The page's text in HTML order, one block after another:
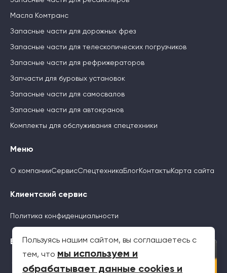
Масла Комтранс
Запасные части для дорожных фрез
Запасные части для телескопических погрузчиков
Запасные части для рефрижераторов
Запчасти для буровых установок
Запасные части для самосвалов
Запасные части для автокранов
Комплекты для обслуживания спецтехники
Меню
О компанииСервисСпецтехника БлогКонтакты Карта сайта
Клиентский сервис
Политика конфиденциальности
Будьте с нами
Пользуясь нашим сайтом, вы соглашаетесь с
тем, что мы используем и
обрабатывает данные cookies и